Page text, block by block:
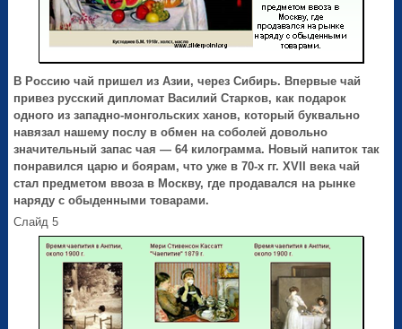
В Россию чай пришел из Азии, через Сибирь. Впервые чай
привез русский дипломат Василий Старков, как подарок
одного из западно-монгольских ханов, который буквально
навязал нашему послу в обмен на соболей довольно
значительный запас чая — 64 килограмма. Новый напиток так
понравился царю и боярам, что уже в 70-х гг. XVII века чай
стал предметом ввоза в Москву, где продавался на рынке
наряду с обыденными товарами.
Слайд 5